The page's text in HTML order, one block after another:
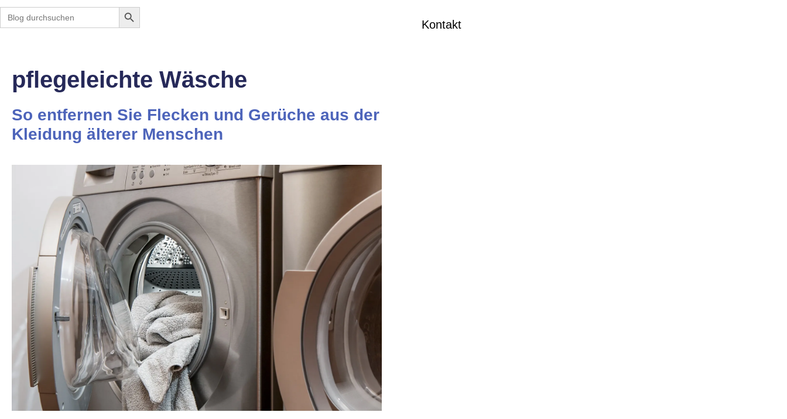
Kontakt
Search
for:
Search Button
pflegeleichte Wäsche
So entfernen Sie Flecken und Gerüche aus der
Kleidung älterer Menschen